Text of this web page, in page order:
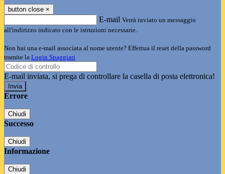
button close ×
E-mail Verrà inviato un messaggio
all'indirizzo indicato con le istruzioni necessarie.
Non hai una e-mail associata al nome utente? Effettua il reset della password
tramite la Login Spaggiari
E-mail inviata, si prega di controllare la casella di posta elettronica!
Errore
Chiudi
Successo
Chiudi
Informazione
Chiudi